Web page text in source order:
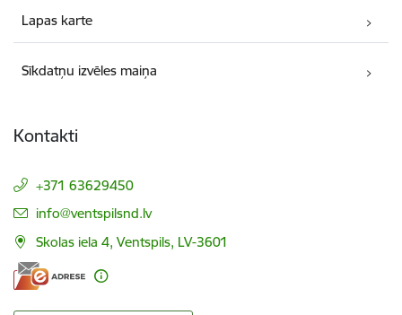
Lapas karte
Sīkdatņu izvēles maiņa
Kontakti
+371 63629450
E-pasts:
info@ventspilsnd.lv
Skolas iela 4, Ventspils, LV-3601